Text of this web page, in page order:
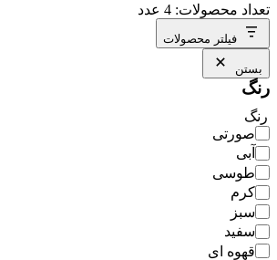
تعداد محصولات: 4 عدد
فیلتر محصولات
بستن
رنگ
رنگ
صورتی
آبی
طوسی
کرم
سبز
سفید
قهوه ای